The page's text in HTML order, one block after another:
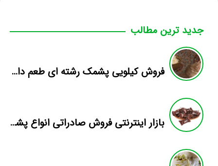
جدید ترین مطالب
فروش کیلویی پشمک رشته ای طعم دار میوه
بازار اینترنتی فروش صادراتی انواع پشمک الیافی/شکلاتی